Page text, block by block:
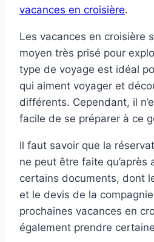
vacances en croisière.
Les vacances en croisière
moyen très prisé pour
type de voyage est idéal
qui aiment voyager et
différents. Cependant, il
facile de se préparer à ce
Il faut savoir que la
ne peut être faite qu’après
certains documents, dont
et le devis de la
prochaines vacances en
également prendre